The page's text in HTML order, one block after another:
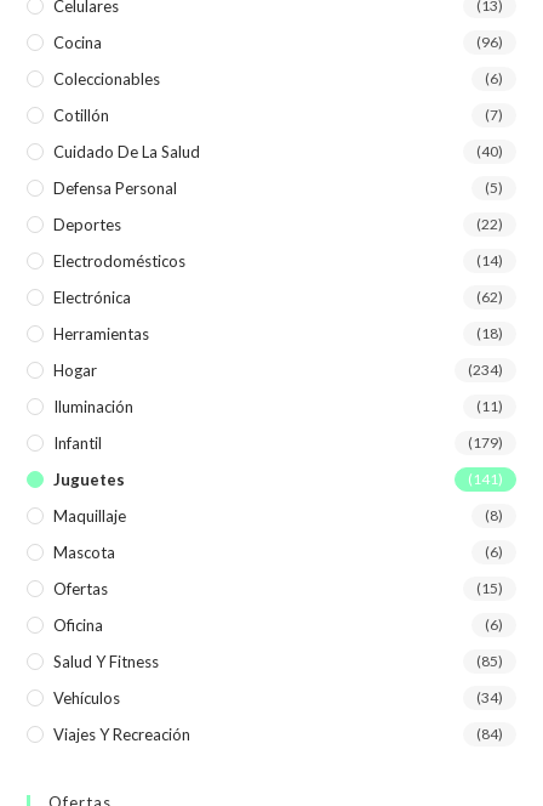
Celulares (13)
Cocina (96)
Coleccionables (6)
Cotillón (7)
Cuidado De La Salud (40)
Defensa Personal (5)
Deportes (22)
Electrodomésticos (14)
Electrónica (62)
Herramientas (18)
Hogar (234)
Iluminación (11)
Infantil (179)
Juguetes (141)
Maquillaje (8)
Mascota (6)
Ofertas (15)
Oficina (6)
Salud Y Fitness (85)
Vehículos (34)
Viajes Y Recreación (84)